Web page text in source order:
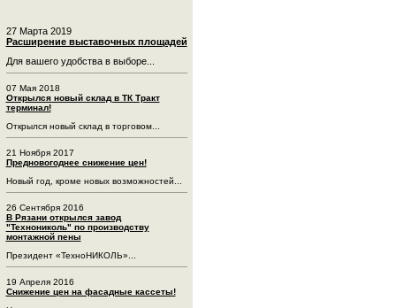
27 Марта 2019
Расширение выставочных площадей
Для вашего удобства в выборе...
07 Мая 2018
Открылся новый склад в ТК Тракт
терминал!
Открылся новый склад в торговом...
21 Ноября 2017
Предновогоднее снижение цен!
Новый год, кроме новых возможностей...
26 Сентября 2016
В Рязани открылся завод
"Технониколь" по производству
монтажной пены
Президент «ТехноНИКОЛЬ»...
19 Апреля 2016
Снижение цен на фасадные кассеты!